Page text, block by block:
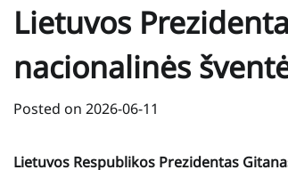
Lietuvos
nacionalinės
Posted on 2026-06-11
Lietuvos Respublikos Prezidentas